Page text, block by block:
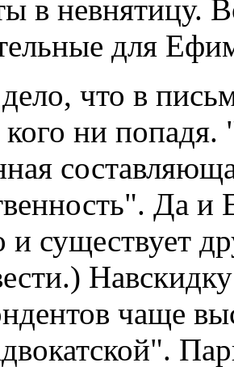
в невнятицу.
для
что в
кого ни
Да и
и существует
чаще